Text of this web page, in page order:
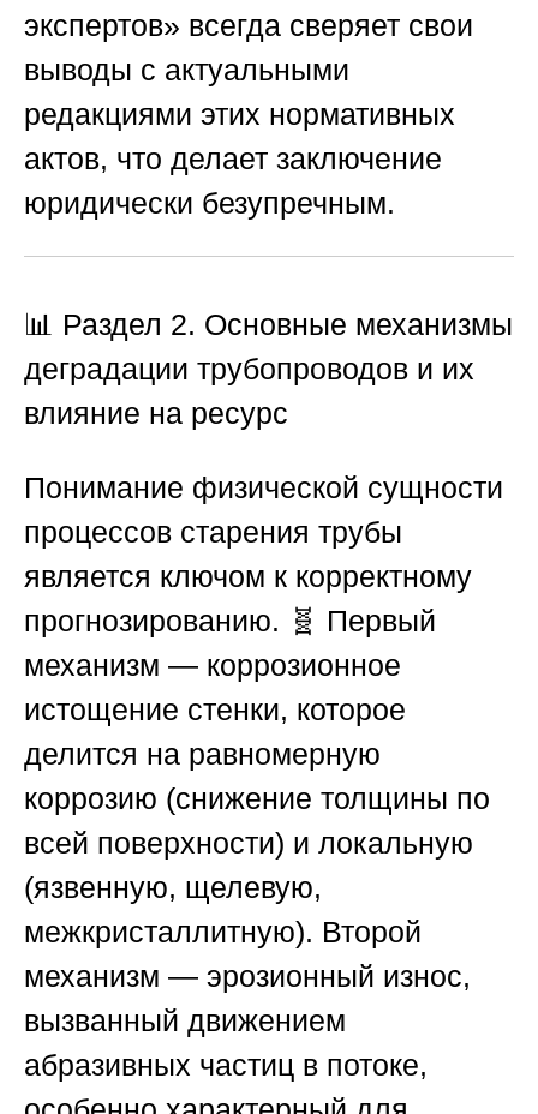
экспертов» всегда сверяет свои
выводы с актуальными
редакциями этих нормативных
актов, что делает заключение
юридически безупречным.
📊 Раздел 2. Основные механизмы
деградации трубопроводов и их
влияние на ресурс
Понимание физической сущности
процессов старения трубы
является ключом к корректному
прогнозированию. 🧬 Первый
механизм — коррозионное
истощение стенки, которое
делится на равномерную
коррозию (снижение толщины по
всей поверхности) и локальную
(язвенную, щелевую,
межкристаллитную). Второй
механизм — эрозионный износ,
вызванный движением
абразивных частиц в потоке,